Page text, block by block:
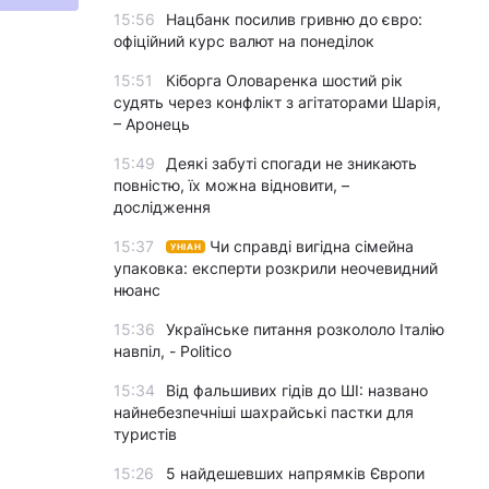
15:56
Нацбанк посилив гривню до євро:
офіційний курс валют на понеділок
15:51
Кіборга Оловаренка шостий рік
судять через конфлікт з агітаторами Шарія,
– Аронець
15:49
Деякі забуті спогади не зникають
повністю, їх можна відновити, –
дослідження
15:37 УНІАН
Чи справді вигідна сімейна
упаковка: експерти розкрили неочевидний
нюанс
15:36
Українське питання розкололо Італію
навпіл, - Politico
15:34
Від фальшивих гідів до ШІ: названо
найнебезпечніші шахрайські пастки для
туристів
15:26
5 найдешевших напрямків Європи